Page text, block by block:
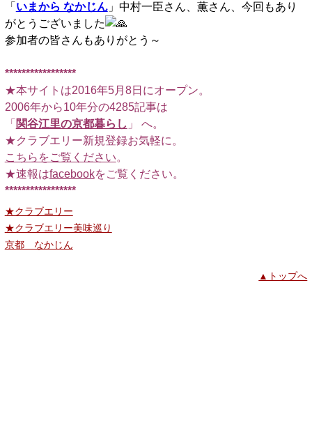
「 いまから なかじん」中村一臣さん、薫さん、今回もあり
がとうございました
参加者の皆さんもありがとう～
*****************
★本サイトは2016年5月8日にオープン。
2006年から10年分の4285記事は
「 関谷江里の京都暮らし 」 へ。
★クラブエリー新規登録お気軽に。
こちらをご覧ください。
★速報はfacebookをご覧ください。
*****************
★クラブエリー
★クラブエリー美味巡り
京都 なかじん
▲トップへ